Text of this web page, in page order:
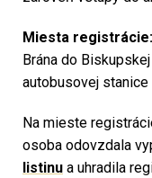
Miesta registrácie:
Brána do
autobusovej stanice
Na mieste
osoba odovzdala
listinu a uhradila